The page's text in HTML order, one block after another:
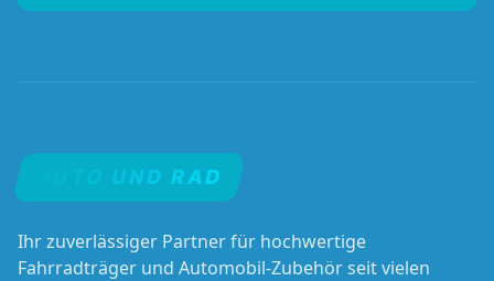
AUTO UND RAD
Ihr zuverlässiger Partner für hochwertige
Fahrradträger und Automobil-Zubehör seit vielen